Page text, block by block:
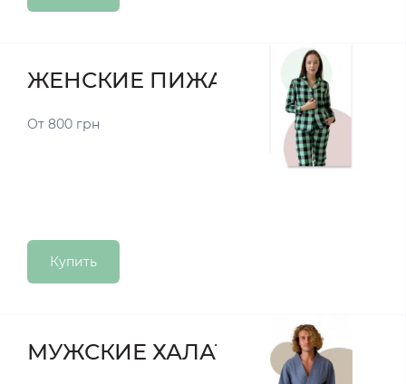
ЖЕНСКИЕ ПИЖАМЫ
От 800 грн
Купить
МУЖСКИЕ ХАЛАТЫ